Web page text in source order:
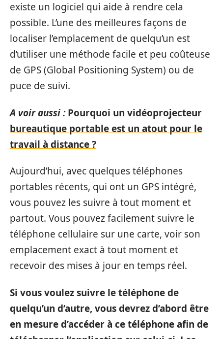
existe un logiciel qui aide à rendre cela
possible. L’une des meilleures façons de
localiser l’emplacement de quelqu’un est
d’utiliser une méthode facile et peu coûteuse
de GPS (Global Positioning System) ou de
puce de suivi.
A voir aussi : Pourquoi un vidéoprojecteur
bureautique portable est un atout pour le
travail à distance ?
Aujourd’hui, avec quelques téléphones
portables récents, qui ont un GPS intégré,
vous pouvez les suivre à tout moment et
partout. Vous pouvez facilement suivre le
téléphone cellulaire sur une carte, voir son
emplacement exact à tout moment et
recevoir des mises à jour en temps réel.
Si vous voulez suivre le téléphone de
quelqu’un d’autre, vous devrez d’abord être
en mesure d’accéder à ce téléphone afin de